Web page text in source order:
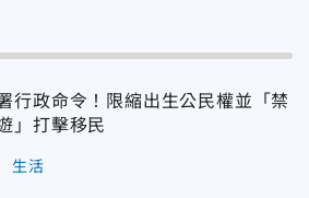
行政命令！限縮出生公民權並「禁
」打擊移民
生活